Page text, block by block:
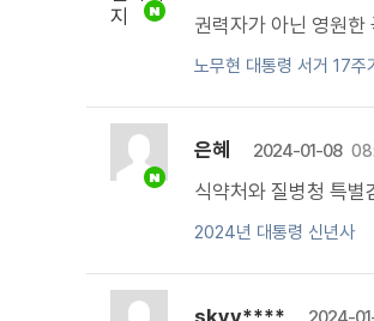
청까지 송치된 중대
는 눈을 감고 계십니까
권력자가 아닌 영원한
노무현 대통령 서거 17주
은혜 2024-01-08
식약처와 질병청 특
2024년 대통령 신년사
skyv****